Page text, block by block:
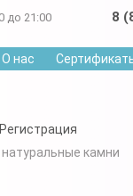
до 21:00 8
О нас
Регистрация
камни